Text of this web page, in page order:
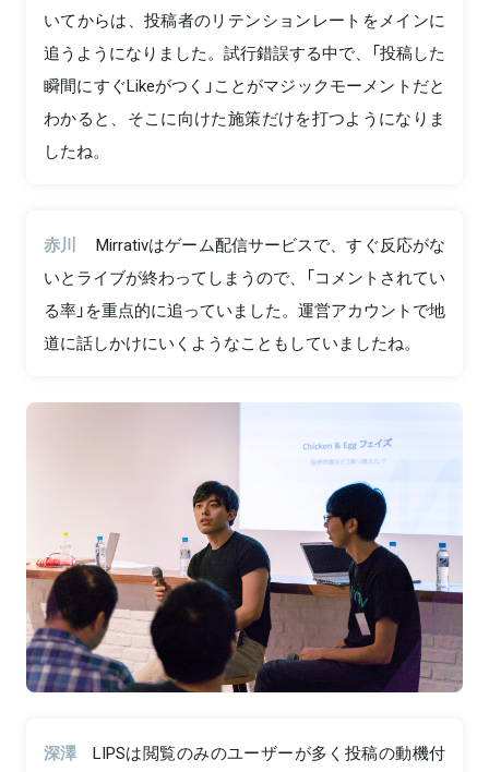
いてからは、投稿者のリテンションレートをメインに
追うようになりました。試行錯誤する中で、「投稿した
瞬間にすぐLikeがつく」ことがマジックモーメントだと
わかると、そこに向けた施策だけを打つようになりま
したね。
赤川
Mirrativはゲーム配信サービスで、すぐ反応がな
いとライブが終わってしまうので、「コメントされてい
る率」を重点的に追っていました。運営アカウントで地
道に話しかけにいくようなこともしていましたね。
深澤
LIPSは閲覧のみのユーザーが多く投稿の動機付